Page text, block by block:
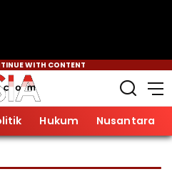
WITH CONTENT
Hukum Nusantara